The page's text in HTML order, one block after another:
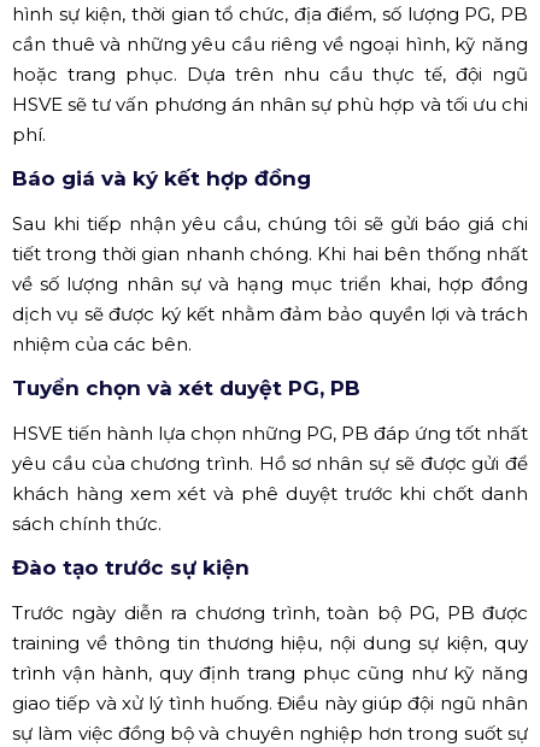
hình sự kiện, thời gian tổ chức, địa điểm, số lượng PG, PB
cần thuê và những yêu cầu riêng về ngoại hình, kỹ năng
hoặc trang phục. Dựa trên nhu cầu thực tế, đội ngũ
HSVE sẽ tư vấn phương án nhân sự phù hợp và tối ưu chi
phí.
Báo giá và ký kết hợp đồng
Sau khi tiếp nhận yêu cầu, chúng tôi sẽ gửi báo giá chi
tiết trong thời gian nhanh chóng. Khi hai bên thống nhất
về số lượng nhân sự và hạng mục triển khai, hợp đồng
dịch vụ sẽ được ký kết nhằm đảm bảo quyền lợi và trách
nhiệm của các bên.
Tuyển chọn và xét duyệt PG, PB
HSVE tiến hành lựa chọn những PG, PB đáp ứng tốt nhất
yêu cầu của chương trình. Hồ sơ nhân sự sẽ được gửi để
khách hàng xem xét và phê duyệt trước khi chốt danh
sách chính thức.
Đào tạo trước sự kiện
Trước ngày diễn ra chương trình, toàn bộ PG, PB được
training về thông tin thương hiệu, nội dung sự kiện, quy
trình vận hành, quy định trang phục cũng như kỹ năng
giao tiếp và xử lý tình huống. Điều này giúp đội ngũ nhân
sự làm việc đồng bộ và chuyên nghiệp hơn trong suốt sự